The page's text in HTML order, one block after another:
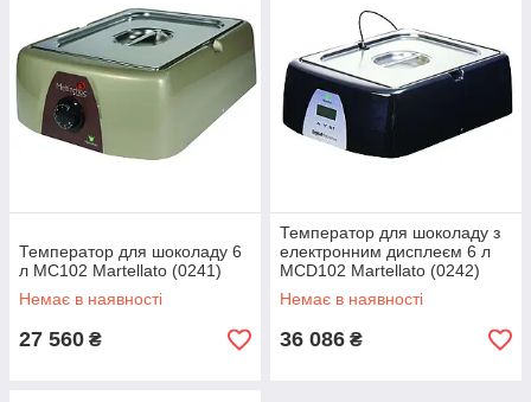
Температор для шоколаду 6
л MC102 Martellato (0241)
Немає в наявності
27 560 ₴
Температор для шоколаду з
електронним дисплеєм 6 л
MCD102 Martellato (0242)
Немає в наявності
36 086 ₴